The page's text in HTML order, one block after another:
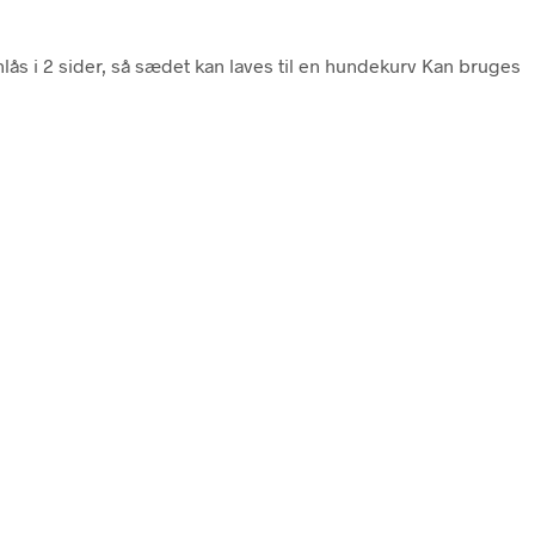
i 2 sider, så sædet kan laves til en hundekurv Kan bruges